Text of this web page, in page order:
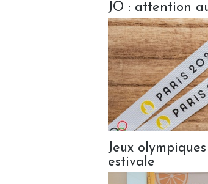
JO : attention
Jeux
estivale